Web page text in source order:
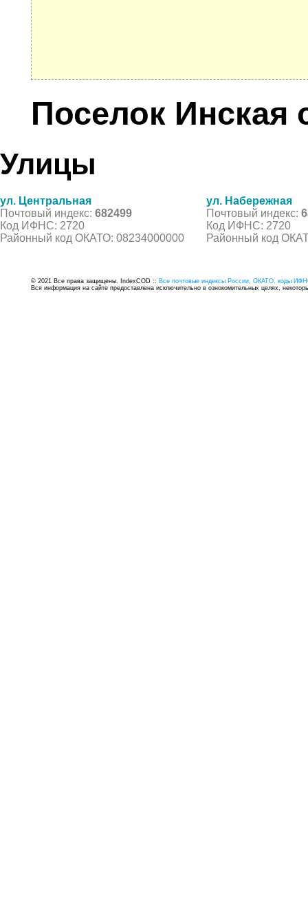
Поселок Инская
Улицы
ул. Центральная
Почтовый индекс: 682499
Код ИФНС: 2720
Районный код ОКАТО: 08234000000
ул. Набережная
Почтовый индекс:
Код ИФНС: 2720
Районный код
© 2021 Все права защищены. IndexCOD :: Все почтовые индексы России, ОКАТО, коды
Вся информация на сайте предоставлена исключительно в ознокомительных целях,